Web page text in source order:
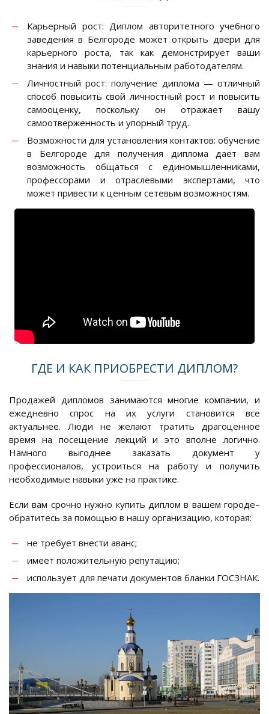
Карьерный рост: Диплом авторитетного учебного
заведения в Белгороде может открыть двери для
карьерного роста, так как демонстрирует ваши
знания и навыки потенциальным работодателям.
Личностный рост: получение диплома — отличный
способ повысить свой личностный рост и повысить
самооценку, поскольку он отражает вашу
самоотверженность и упорный труд.
Возможности для установления контактов: обучение
в Белгороде для получения диплома дает вам
возможность общаться с единомышленниками,
профессорами и отраслевыми экспертами, что
может привести к ценным сетевым возможностям.
ГДЕ И КАК ПРИОБРЕСТИ ДИПЛОМ?
Продажей дипломов занимаются многие компании, и
ежедневно спрос на их услуги становится все
актуальнее. Люди не желают тратить драгоценное
время на посещение лекций и это вполне логично.
Намного выгоднее заказать документ у
профессионалов, устроиться на работу и получить
необходимые навыки уже на практике.
Если вам срочно нужно купить диплом в вашем городе–
обратитесь за помощью в нашу организацию, которая:
не требует внести аванс;
имеет положительную репутацию;
использует для печати документов бланки ГОСЗНАК.